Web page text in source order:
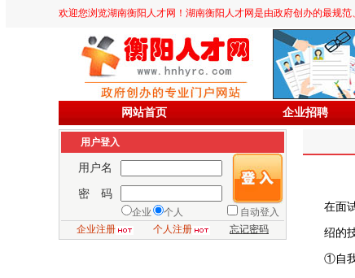
欢迎您浏览湖南衡阳人才网！湖南衡阳人才网是由政府创办的最规范
网站首页 企业招聘
用户登入
用户名
密 码
企业 个人
自动登入
企业注册
个人注册 忘记密码
在面
绍的
①自